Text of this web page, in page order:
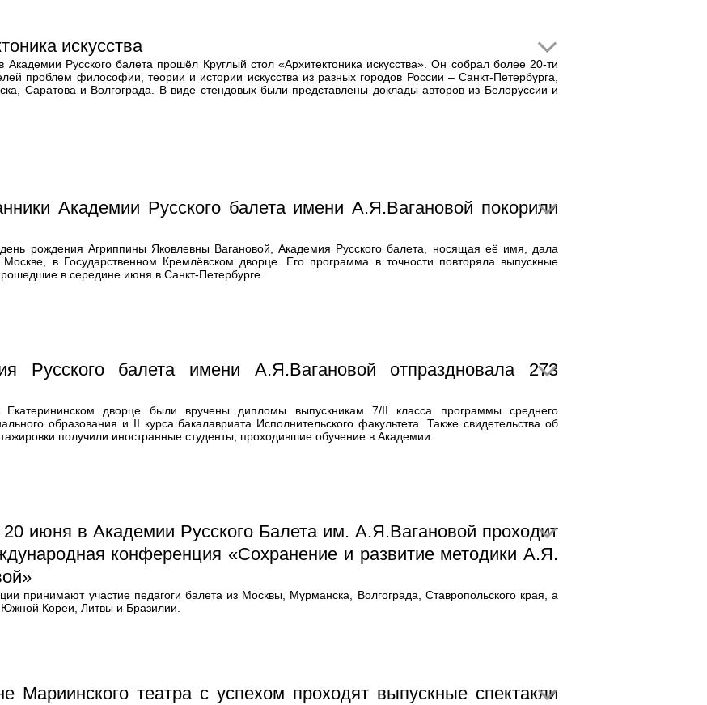
искусства
Академии Русского балета прошёл Круглый стол «Архитектоника искусства». Он собрал более 20-ти
проблем философии, теории и истории искусства из разных городов России – Санкт-Петербурга,
Саратова и Волгограда. В виде стендовых были представлены доклады авторов из Белоруссии и
Академии Русского балета имени А.Я.Вагановой покорили
рождения Агриппины Яковлевны Вагановой, Академия Русского балета, носящая её имя, дала
Москве, в Государственном Кремлёвском дворце. Его программа в точности повторяла выпускные
в середине июня в Санкт-Петербурге.
Русского балета имени А.Я.Вагановой отпраздновала 273
дворце были вручены дипломы выпускникам 7/II класса программы среднего
образования и II курса бакалавриата Исполнительского факультета. Также свидетельства об
получили иностранные студенты, проходившие обучение в Академии.
июня в Академии Русского Балета им. А.Я.Вагановой проходит
конференция «Сохранение и развитие методики А.Я.
принимают участие педагоги балета из Москвы, Мурманска, Волгограда, Ставропольского края, а
Кореи, Литвы и Бразилии.
Мариинского театра с успехом проходят выпускные спектакли